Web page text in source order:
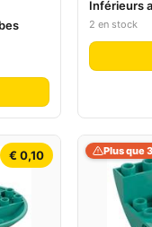
Inférieurs
de
2 en stock
€ 0,10 Plus que 3